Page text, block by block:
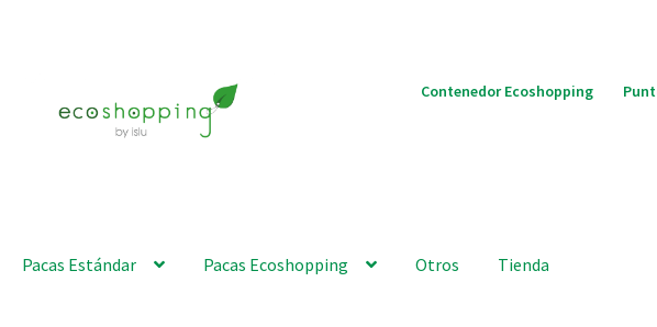
Contenedor Ecoshopping
Pacas Estándar Pacas Ecoshopping Otros Tienda